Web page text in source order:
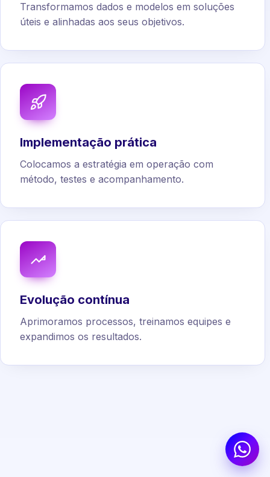
Transformamos dados e modelos em soluções
úteis e alinhadas aos seus objetivos.
Implementação prática
Colocamos a estratégia em operação com
método, testes e acompanhamento.
Evolução contínua
Aprimoramos processos, treinamos equipes e
expandimos os resultados.